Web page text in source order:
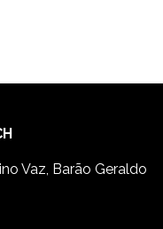
Vaz, Barão Geraldo